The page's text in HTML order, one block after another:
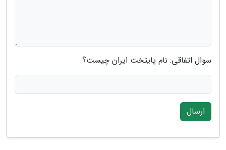
سوال اتفاقی: نام پایتخت ایران چیست؟
ارسال